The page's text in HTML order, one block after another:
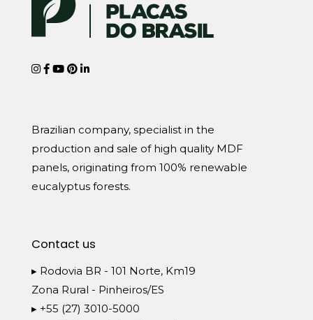
Brazilian company, specialist in the
production and sale of high quality MDF
panels, originating from 100% renewable
eucalyptus forests.
Contact us
▸ Rodovia BR - 101 Norte, Km19
Zona Rural - Pinheiros/ES
▸ +55 (27) 3010-5000